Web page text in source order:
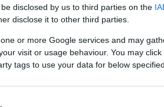
disclosed by us to third parties on the
disclose it to other third parties.
or more Google services and may
visit or usage behaviour. You may
tags to use your data for below
éjszaka.
A
hallatszik. Csak a szoba
bűzös és bűnös valóság-
Ember, magad